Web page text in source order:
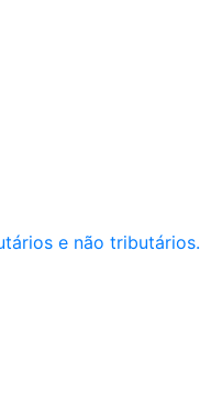
e não tributários.